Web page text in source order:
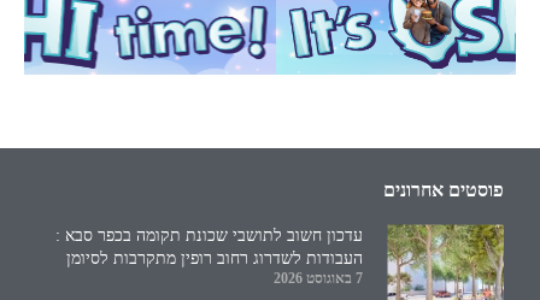
פוסטים אחרונים
עדכון חשוב לתושבי שכונת תקומה בכפר סבא :
העבודות לשדרוג רחוב רופין מתקרבות לסיומן
7 באוגוסט 2026